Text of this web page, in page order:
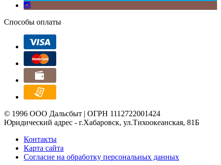
Способы оплаты
© 1996 ООО Дальсбыт | ОГРН 1112722001424
Юридический адрес - г.Хабаровск, ул.Тихоокеанская, 81Б
Контакты
Карта сайта
Согласие на обработку персональных данных